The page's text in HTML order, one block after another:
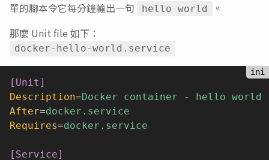
單的腳本令它每分鐘輸出一句
hello world
。
那麼 Unit file 如下：
docker-hello-world.service
[Unit]
Description=Docker container - hello world
After=docker.service
Requires=docker.service
[Service]